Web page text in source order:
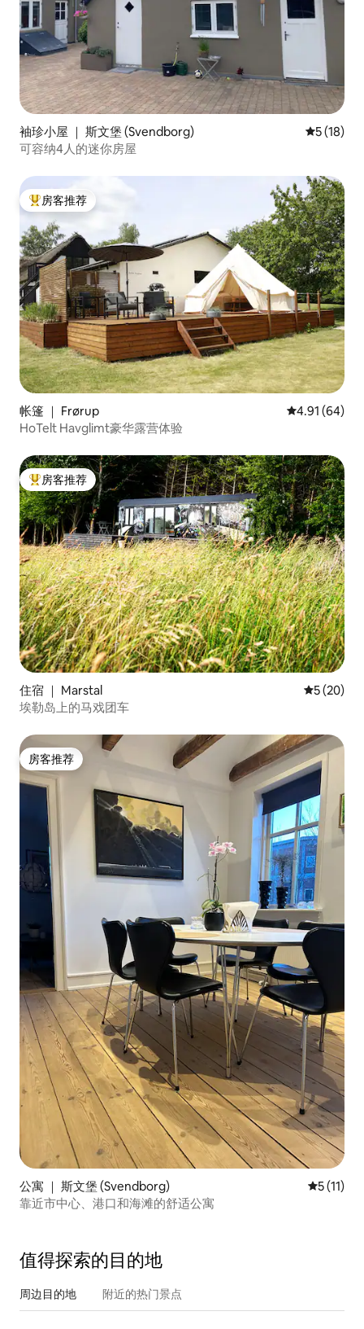
袖珍小屋 ｜ 斯文堡 (Svendborg) 平均评分
5 (18)
可容纳4人的迷你房屋
热门「房客推荐」
房客推荐
帐篷 ｜ Frørup 平均评分
4.91 (64)
HoTelt Havglimt豪华露营体验
热门「房客推荐」
房客推荐
住宿 ｜ Marstal 平均评分
5 (20)
埃勒岛上的马戏团车
房客推荐
房客推荐
公寓 ｜ 斯文堡 (Svendborg) 平均评分
5 (11)
靠近市中心、港口和海滩的舒适公寓
值得探索的目的地
周边目的地 附近的热门景点